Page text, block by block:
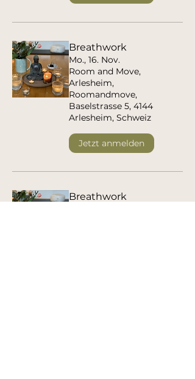
Breathwork
Mo., 16. Nov.
Room and Move,
Arlesheim,
Roomandmove,
Baselstrasse 5, 4144
Arlesheim, Schweiz
Jetzt anmelden
Breathwork